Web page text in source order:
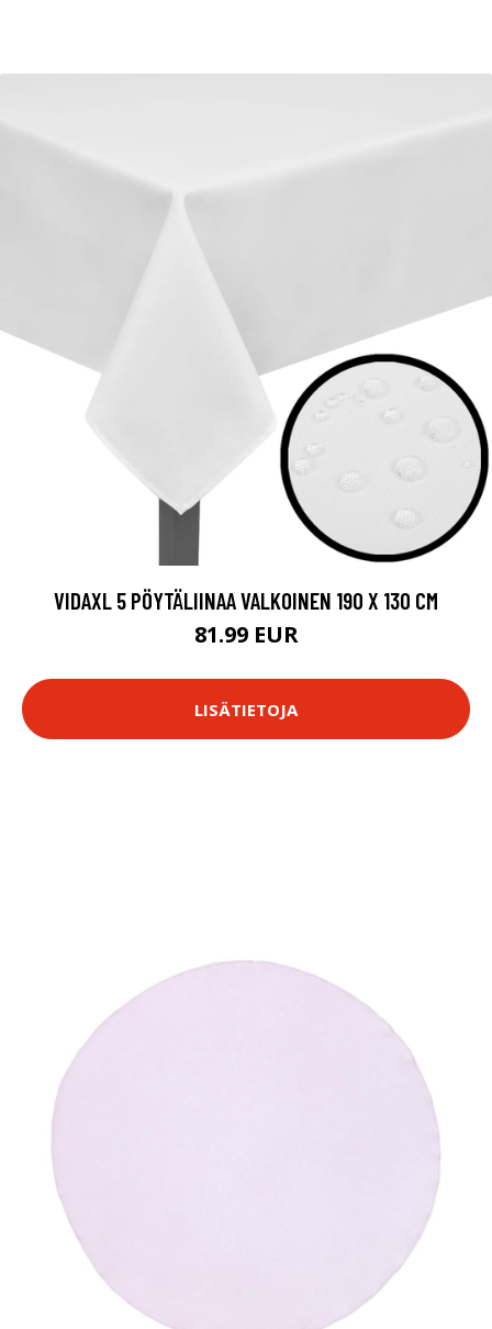
VIDAXL 5 PÖYTÄLIINAA VALKOINEN 190 X 130 CM
81.99 EUR
LISÄTIETOJA